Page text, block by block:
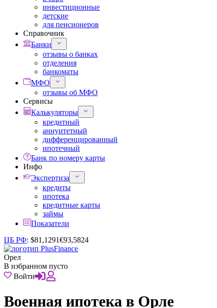
инвестиционные
детские
для пенсионеров
Справочник
Банки
отзывы о банках
отделения
банкоматы
МФО
отзывы об МФО
Сервисы
Калькуляторы
кредитный
аннуитетный
дифференцированный
ипотечный
Банк по номеру карты
Инфо
Экспертиза
кредиты
ипотека
кредитные карты
займы
Показатели
ЦБ РФ: $81,1291€93,5824
Орел
В избранном пусто
Войти
Военная ипотека в Орле